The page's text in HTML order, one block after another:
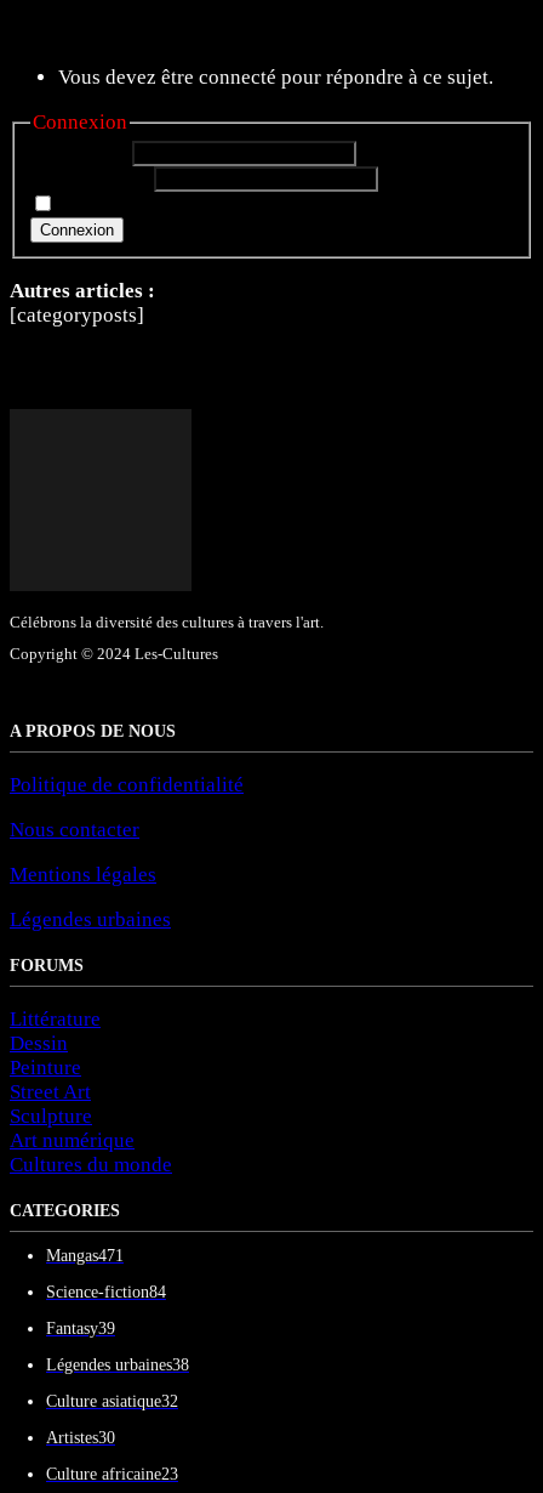
Vous devez être connecté pour répondre à ce sujet.
Connexion
Connexion
Autres articles :
[categoryposts]
Célébrons la diversité des cultures à travers l'art.
Copyright © 2024 Les-Cultures
A PROPOS DE NOUS
Politique de confidentialité
Nous contacter
Mentions légales
Légendes urbaines
FORUMS
Littérature
Dessin
Peinture
Street Art
Sculpture
Art numérique
Cultures du monde
CATEGORIES
Mangas471
Science-fiction84
Fantasy39
Légendes urbaines38
Culture asiatique32
Artistes30
Culture africaine23